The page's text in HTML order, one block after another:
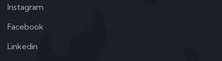
Instagram
Facebook
Linkedin